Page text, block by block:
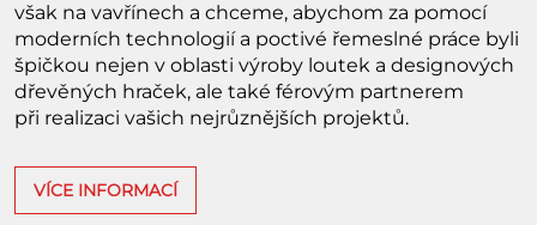
však na vavřínech a chceme, abychom za pomocí
moderních technologií a poctivé řemeslné práce byli
špičkou nejen v oblasti výroby loutek a designových
dřevěných hraček, ale také férovým partnerem
při realizaci vašich nejrůznějších projektů.
VÍCE INFORMACÍ